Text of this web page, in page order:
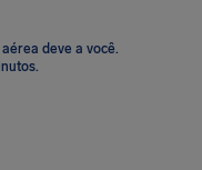
deve a você.